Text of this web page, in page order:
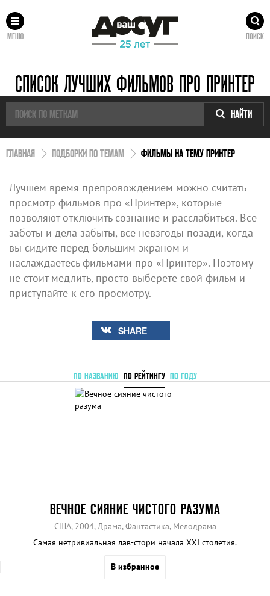
МЕНЮ ПОИСК
СПИСОК ЛУЧШИХ ФИЛЬМОВ ПРО ПРИНТЕР
НАЙТИ
ГЛАВНАЯ ПОДБОРКИ ПО ТЕМАМ ФИЛЬМЫ НА ТЕМУ ПРИНТЕР
Лучшем время препровождением можно считать
просмотр фильмов про «Принтер», которые
позволяют отключить сознание и расслабиться. Все
заботы и дела забыты, все невзгоды позади, когда
вы сидите перед большим экраном и
наслаждаетесь фильмами про «Принтер». Поэтому
не стоит медлить, просто выберете свой фильм и
приступайте к его просмотру.
SHARE
ПО НАЗВАНИЮ ПО РЕЙТИНГУ ПО ГОДУ
ВЕЧНОЕ СИЯНИЕ ЧИСТОГО РАЗУМА
США, 2004, Драма, Фантастика, Мелодрама
Самая нетривиальная лав-стори начала ХХI столетия.
В избранное